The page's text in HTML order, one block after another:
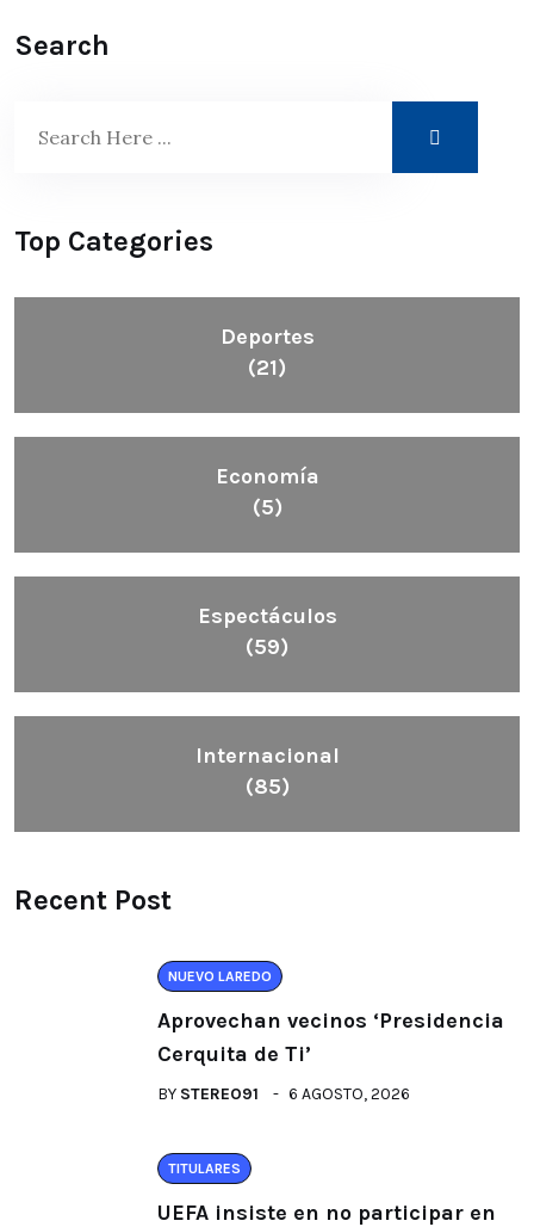
Search
Top Categories
Deportes
(21)
Economía
(5)
Espectáculos
(59)
Internacional
(85)
Recent Post
NUEVO LAREDO
Aprovechan vecinos ‘Presidencia
Cerquita de Ti’
BY STEREO91 6 AGOSTO, 2026
TITULARES
UEFA insiste en no participar en